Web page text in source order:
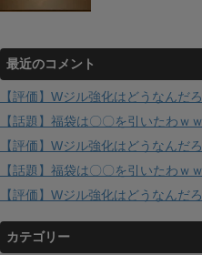
最近のコメント
【評価】Wジル強化はどうなんだ
【話題】福袋は〇〇を引いたわｗ
【評価】Wジル強化はどうなんだ
【話題】福袋は〇〇を引いたわｗ
【評価】Wジル強化はどうなんだ
カテゴリー